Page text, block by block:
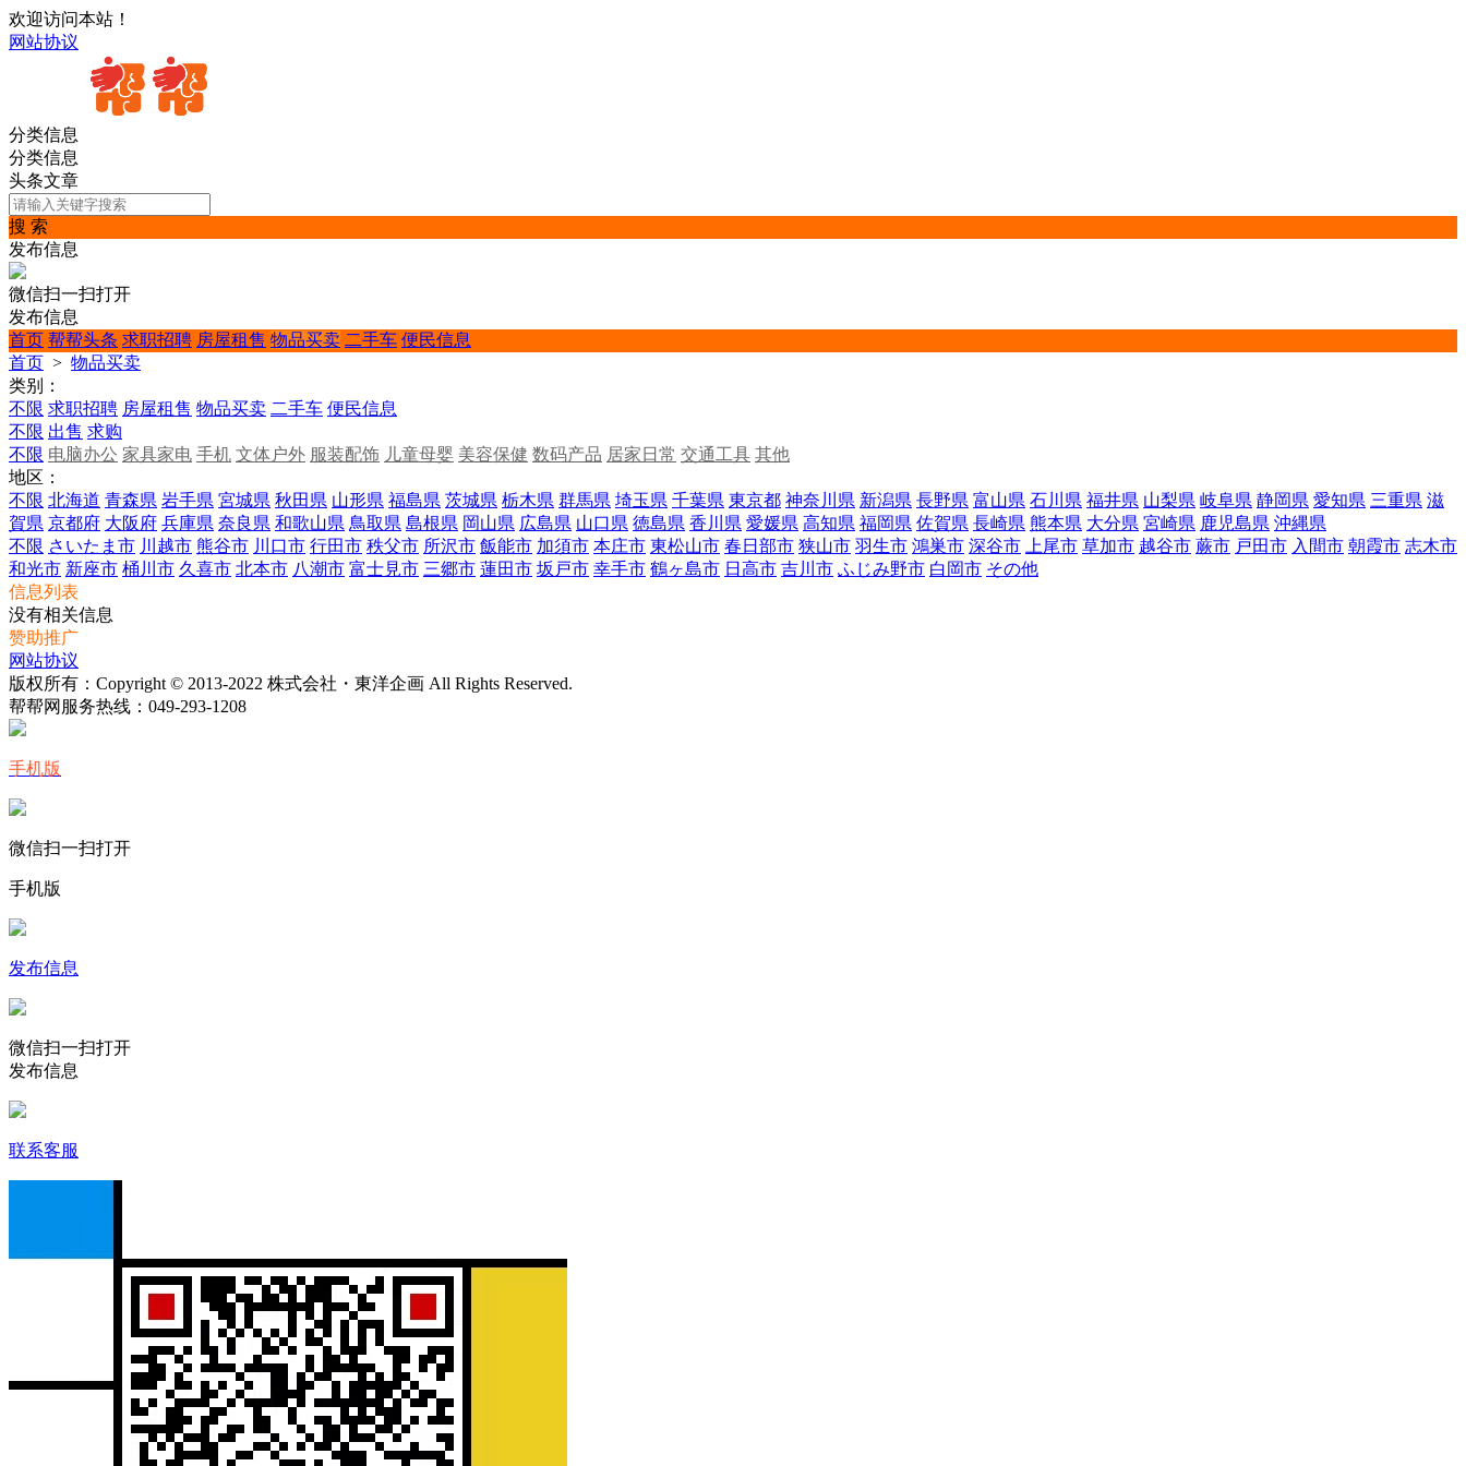
欢迎访问本站！
网站协议
分类信息
分类信息
头条文章
搜 索
发布信息
微信扫一扫打开
发布信息
首页 帮帮头条 求职招聘 房屋租售 物品买卖 二手车 便民信息
首页 > 物品买卖
类别：
不限 求职招聘 房屋租售 物品买卖 二手车 便民信息
不限 出售 求购
不限 电脑办公 家具家电 手机 文体户外 服装配饰 儿童母婴 美容保健 数码产品 居家日常 交通工具 其他
地区：
不限 北海道 青森県 岩手県 宮城県 秋田県 山形県 福島県 茨城県 栃木県 群馬県 埼玉県 千葉県 東京都 神奈川県 新潟県 長野県 富山県 石川県 福井県 山梨県 岐阜県 静岡県 愛知県 三重県 滋
賀県 京都府 大阪府 兵庫県 奈良県 和歌山県 鳥取県 島根県 岡山県 広島県 山口県 徳島県 香川県 愛媛県 高知県 福岡県 佐賀県 長崎県 熊本県 大分県 宮崎県 鹿児島県 沖縄県
不限 さいたま市 川越市 熊谷市 川口市 行田市 秩父市 所沢市 飯能市 加須市 本庄市 東松山市 春日部市 狭山市 羽生市 鴻巣市 深谷市 上尾市 草加市 越谷市 蕨市 戸田市 入間市 朝霞市 志木市
和光市 新座市 桶川市 久喜市 北本市 八潮市 富士見市 三郷市 蓮田市 坂戸市 幸手市 鶴ヶ島市 日高市 吉川市 ふじみ野市 白岡市 その他
信息列表
没有相关信息
赞助推广
网站协议
版权所有：Copyright © 2013-2022 株式会社・東洋企画 All Rights Reserved.
帮帮网服务热线： 049-293-1208
手机版
微信扫一扫打开
手机版
发布信息
微信扫一扫打开
发布信息
联系客服